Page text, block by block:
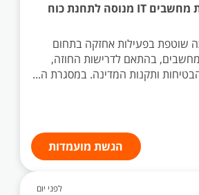
דרוש /ה טכנאי /ת מחשבים IT מנוסה לתחנת כוח
שוטפת בפעילות אחזקה בתחום
בהתאם לדרישות החוזה,
הגשת מועמדות
לפני יום